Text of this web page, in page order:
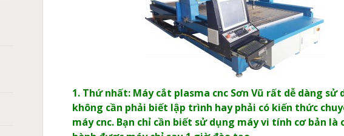
1. Thứ nhất: Máy cắt plasma cnc Sơn Vũ rất dễ dàng sử
không cần phải biết lập trình hay phải có kiến thức
máy cnc. Bạn chỉ cần biết sử dụng máy vi tính cơ bản là